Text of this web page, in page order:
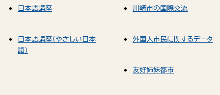
日本語講座
日本語講座（やさしい日本
語）
川崎市の国際交流
外国人市民に関するデータ
友好姉妹都市